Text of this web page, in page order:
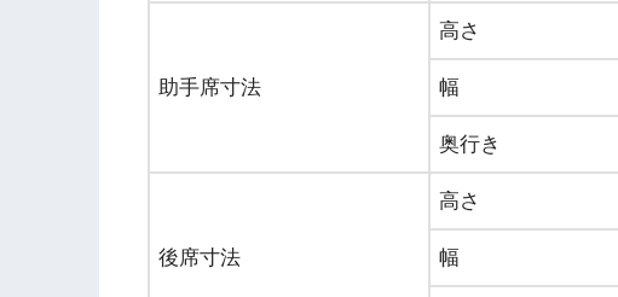
助手席寸法
高さ
幅
奥行き
後席寸法
高さ
幅